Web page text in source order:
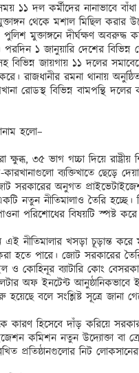
১১ দল কর্মীদের নানাভাবে
থেকে মশাল মিছিল
মুক্তাঙ্গনে দীর্ঘক্ষণ
১ জানুয়ারি দেশের বিভিন্ন
জায়গায় ১১ দলের
রাজধানীর রমনা থানায়
রোডস্থ বিভিন্ন বামপন্থি দলের
হলো–
৩৫ ভাগ গচ্চা দিয়ে রাষ্ট্রীয়
ব্যক্তিখাতে ছেড়ে
সরকারের অনুগত
নতুন নীতিমালাও তৈরি হচ্ছে।
পরিশোধের বিষয়টি স্পষ্ট
নীতিমালার খসড়া চূড়ান্ত করে
হতে পারে। জোট সরকারের
ও কোহিনূর ব্যাটারি কোং
অফ ইনটেন্ট
হয়েছে বলে সংশ্লিষ্ট সূত্রে জানা
হিসেবে দাঁড় করিয়ে সরকার
কমিশন নতুন উদ্যোক্তা বা
প্রতিষ্ঠানগুলোর নিট